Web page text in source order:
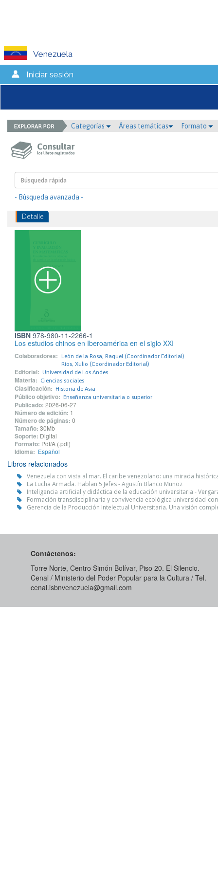
Venezuela
Iniciar sesión
Categorías Áreas temáticas Formato
- Búsqueda avanzada -
Detalle
ISBN 978-980-11-2266-1
Los estudios chinos en Iberoamérica en el siglo XXI
Colaboradores: León de la Rosa, Raquel (Coordinador Editorial)
Ríos, Xulio (Coordinador Editorial)
Editorial: Universidad de Los Andes
Materia: Ciencias sociales
Clasificación: Historia de Asia
Público objetivo: Enseñanza universitaria o superior
Publicado: 2026-06-27
Número de edición: 1
Número de páginas: 0
Tamaño: 30Mb
Soporte: Digital
Formato: Pdf/A (.pdf)
Idioma: Español
Libros relacionados
Venezuela con vista al mar. El caribe venezolano: una mirada
La Lucha Armada. Hablan 5 Jefes - Agustín Blanco Muñoz
Inteligencia artificial y didáctica de la educación universitaria -
Formación transdisciplinaria y convivencia ecológica universidad-
Gerencia de la Producción Intelectual Universitaria. Una visión
Contáctenos:
Torre Norte, Centro Simón Bolívar, Piso 20. El Silencio.
Cenal / Ministerio del Poder Popular para la Cultura / Tel.
cenal.isbnvenezuela@gmail.com